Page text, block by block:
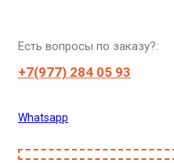
Есть вопросы по заказу?:
+7(977) 284 05 93
Whatsapp